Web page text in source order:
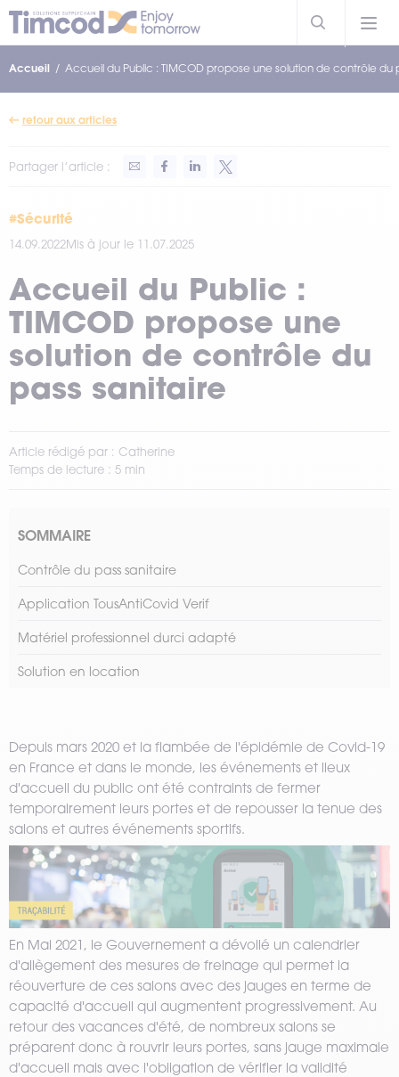
Accueil Accueil du Public : TIMCOD propose une solution de contrôle du
retour aux articles
Partager l’article :
#Sécurité
14.09.2022Mis à jour le 11.07.2025
Accueil du Public :
TIMCOD propose une
solution de contrôle du
pass sanitaire
Article rédigé par : Catherine
Temps de lecture : 5 min
SOMMAIRE
Contrôle du pass sanitaire
Application TousAntiCovid Verif
Matériel professionnel durci adapté
Solution en location
Depuis mars 2020 et la flambée de l'épidémie de Covid-19
en France et dans le monde, les événements et lieux
d'accueil du public ont été contraints de fermer
temporairement leurs portes et de repousser la tenue des
salons et autres événements sportifs.
En Mai 2021, le Gouvernement a dévoilé un calendrier
d'allègement des mesures de freinage qui permet la
réouverture de ces salons avec des jauges en terme de
capacité d'accueil qui augmentent progressivement. Au
retour des vacances d'été, de nombreux salons se
préparent donc à rouvrir leurs portes, sans jauge maximale
d'accueil mais avec l'obligation de vérifier la validité